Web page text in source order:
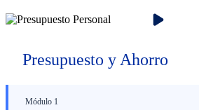
Presupuesto y Ahorro
Módulo 1